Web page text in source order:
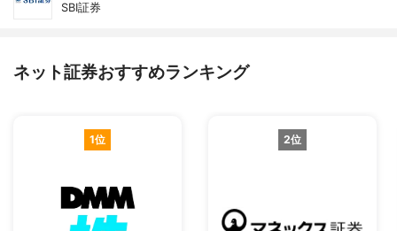
SBI証券
ネット証券おすすめランキング
1位 2位